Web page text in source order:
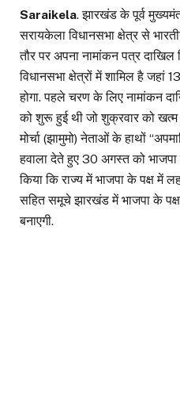
Saraikela. झारखंड के पूर्व
सरायकेला विधानसभा क्षेत्र से
तौर पर अपना नामांकन पत्र
विधानसभा क्षेत्रों में शामिल है जहां
होगा. पहले चरण के लिए नामांकन
को शुरू हुई थी जो शुक्रवार को खत्म
मोर्चा (झामुमो) नेताओं के हाथों
हवाला देते हुए 30 अगस्त को भाजपा
किया कि राज्य में भाजपा के पक्ष में
सहित समूचे झारखंड में भाजपा के
बनाएगी.